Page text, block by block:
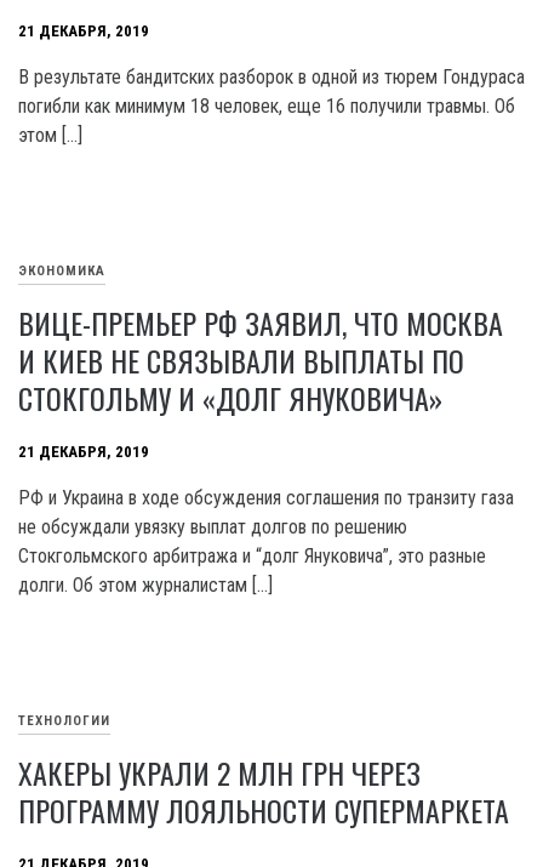
21 ДЕКАБРЯ, 2019
В результате бандитских разборок в одной из тюрем Гондураса
погибли как минимум 18 человек, еще 16 получили травмы. Об
этом […]
ЭКОНОМИКА
ВИЦЕ-ПРЕМЬЕР РФ ЗАЯВИЛ, ЧТО МОСКВА
И КИЕВ НЕ СВЯЗЫВАЛИ ВЫПЛАТЫ ПО
СТОКГОЛЬМУ И «ДОЛГ ЯНУКОВИЧА»
21 ДЕКАБРЯ, 2019
РФ и Украина в ходе обсуждения соглашения по транзиту газа
не обсуждали увязку выплат долгов по решению
Стокгольмского арбитража и “долг Януковича”, это разные
долги. Об этом журналистам […]
ТЕХНОЛОГИИ
ХАКЕРЫ УКРАЛИ 2 МЛН ГРН ЧЕРЕЗ
ПРОГРАММУ ЛОЯЛЬНОСТИ СУПЕРМАРКЕТА